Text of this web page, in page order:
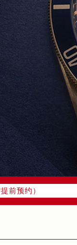
、台湾全部区域（
前预约）
约）
约）